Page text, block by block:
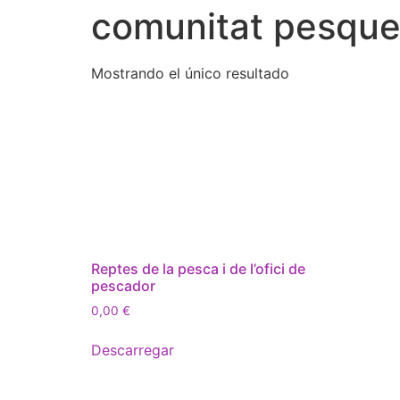
comunitat
Mostrando el único resultado
Reptes de la pesca i de l’ofici de
pescador
0,00 €
Descarregar